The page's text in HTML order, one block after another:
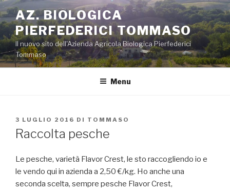
Salta
al
contenuto
AZ. BIOLOGICA
PIERFEDERICI TOMMASO
Il nuovo sito dell'Azienda Agricola Biologica Pierfederici
Tommaso
Menu
PUBBLICATO
IL
3 LUGLIO 2016 DI TOMMASO
Raccolta pesche
Le pesche, varietà Flavor Crest, le sto raccogliendo io e
le vendo qui in azienda a 2,50 €/kg. Ho anche una
seconda scelta, sempre pesche Flavor Crest,